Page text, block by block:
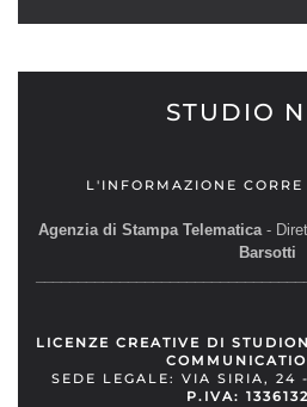
STUDIO
L'INFORMAZIONE
Agenzia di Stampa Telematica-
Barsotti
LICENZE CREATIVE DI
SEDE LEGALE: VIA SIRIA, 24
P.IVA: